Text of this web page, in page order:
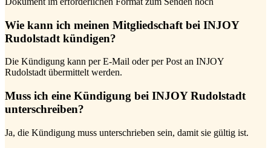
Wie kann ich meinen Mitgliedschaft bei INJOY
Rudolstadt kündigen?
Die Kündigung kann per E-Mail oder per Post an INJOY
Rudolstadt übermittelt werden.
Muss ich eine Kündigung bei INJOY Rudolstadt
unterschreiben?
Ja, die Kündigung muss unterschrieben sein, damit sie gültig ist.